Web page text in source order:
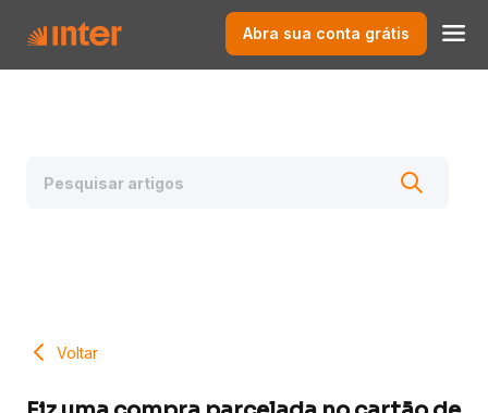
Abra sua conta grátis
Voltar